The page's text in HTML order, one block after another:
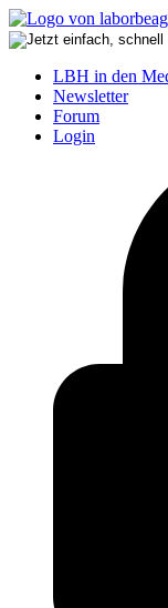
LBH in den
Newsletter
Forum
Login